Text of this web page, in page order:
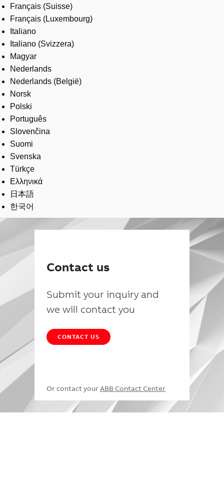
Français (Suisse)
Français (Luxembourg)
Italiano
Italiano (Svizzera)
Magyar
Nederlands
Nederlands (België)
Norsk
Polski
Português
Slovenčina
Suomi
Svenska
Türkçe
Ελληνικά
日本語
한국어
Contact us
Submit your inquiry and
we will contact you
CONTACT US
Or contact your ABB Contact Center